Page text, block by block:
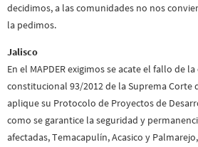
decidimos, a las comunidades no nos
la pedimos.
Jalisco
En el MAPDER exigimos se acate el fallo de
constitucional 93/2012 de la Suprema Corte
aplique su Protocolo de Proyectos de
como se garantice la seguridad y
afectadas, Temacapulín, Acasico y